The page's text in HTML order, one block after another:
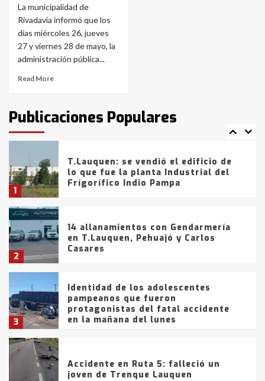
La municipalidad de
Rivadavia informó que los
días miércoles 26, jueves
27 y viernes 28 de mayo, la
administración pública...
Read More
Publicaciones Populares
6
La Bolsa de Cereales de Bahía
Blanca anticipa que Agosto vendrá
con lluvias y heladas, en gran parte
de la provincia
fueron detenidos por
comercialización de drogas en la
tarde del sábado
1
T.Lauquen: se vendió el edificio de
lo que fue la planta Industrial del
Frígorífico Indio Pampa
2
14 allanamientos con Gendarmería
en T.Lauquen, Pehuajó y Carlos
Casares
3
Identidad de los adolescentes
pampeanos que fueron
protagonistas del fatal accidente
en la mañana del lunes
Accidente en Ruta 5: falleció un
joven de Trenque Lauquen